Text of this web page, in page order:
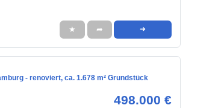
★ ➦ ➜
- renoviert, ca. 1.678 m² Grundstück
498.000 €